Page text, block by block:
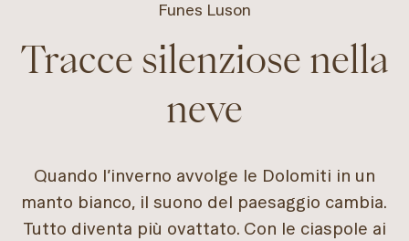
Funes Luson
Tracce silenziose nella
neve
Quando l’inverno avvolge le Dolomiti in un
manto bianco, il suono del paesaggio cambia.
Tutto diventa più ovattato. Con le ciaspole ai